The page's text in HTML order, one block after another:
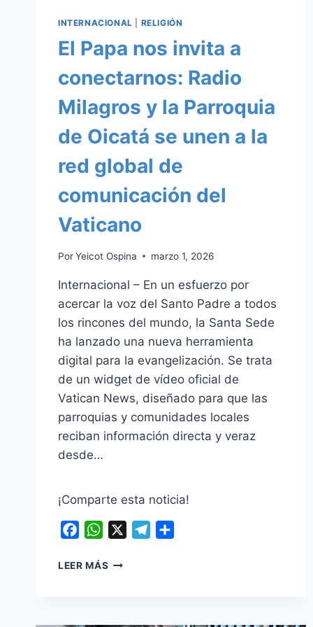
INTERNACIONAL RELIGIÓN
El Papa nos invita a
conectarnos: Radio
Milagros y la Parroquia
de Oicatá se unen a la
red global de
comunicación del
Vaticano
PorYeicot Ospina marzo 1, 2026
Internacional – En un esfuerzo por
acercar la voz del Santo Padre a todos
los rincones del mundo, la Santa Sede
ha lanzado una nueva herramienta
digital para la evangelización. Se trata
de un widget de vídeo oficial de
Vatican News, diseñado para que las
parroquias y comunidades locales
reciban información directa y veraz
desde…
¡Comparte esta noticia!
FacebookWhatsApp Telegram
LEER MÁS